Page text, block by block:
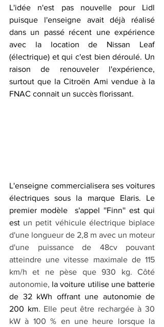
L'idée n'est pas nouvelle pour Lidl
puisque l'enseigne avait déjà réalisé
dans un passé récent une expérience
avec la location de Nissan Leaf
(électrique) et qui c'est bien déroulé. Un
raison de renouveler l'expérience,
surtout que la Citroën Ami vendue à la
FNAC connait un succès florissant.
L'enseigne commercialisera ses voitures
électriques sous la marque Elaris. Le
premier modèle  s'appel ''Finn'' est qui
est un petit véhicule électrique biplace
d'une longueur de 2,8 m avec un moteur
d'une puissance de 48cv pouvant
atteindre une vitesse maximale de 115
km/h et ne pèse que 930 kg. Côté
autonomie, la voiture utilise une batterie
de 32 kWh offrant une autonomie de
200 km. Elle peut être rechargée à 30
kW à 100 % en une heure lorsque la